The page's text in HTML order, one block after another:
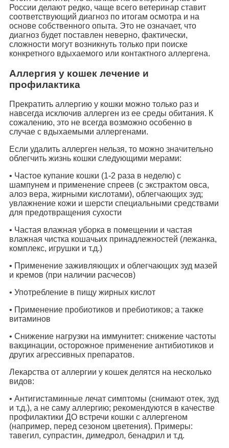
России делают редко, чаще всего ветеринар ставит
соответствующий диагноз по итогам осмотра и на
основе собственного опыта. Это не означает, что
диагноз будет поставлен неверно, фактически,
сложности могут возникнуть только при поиске
конкретного вдыхаемого или контактного аллергена.
Аллергия у кошек лечение и
профилактика
Прекратить аллергию у кошки можно только раз и
навсегда исключив аллерген из ее среды обитания. К
сожалению, это не всегда возможно особенно в
случае с вдыхаемыми аллергенами.
Если удалить аллерген нельзя, то можно значительно
облегчить жизнь кошки следующими мерами:
• Частое купание кошки (1-2 раза в неделю) с
шампунем и применение спреев (с экстрактом овса,
алоэ вера, жирными кислотами), облегчающих зуд;
увлажнение кожи и шерсти специальными средствами
для предотвращения сухости
• Частая влажная уборка в помещении и частая
влажная чистка кошачьих принадлежностей (лежанка,
комплекс, игрушки и т.д.)
• Применение заживляющих и облегчающих зуд мазей
и кремов (при наличии расчесов)
• Употребление в пищу жирных кислот
• Применение пробиотиков и пребиотиков; а также
витаминов
• Снижение нагрузки на иммунитет: снижение частоты
вакцинации, осторожное применение антибиотиков и
других агрессивных препаратов.
Лекарства от аллергии у кошек делятся на несколько
видов:
• Антигистаминные лечат симптомы (снимают отек, зуд
и т.д.), а не саму аллергию; рекомендуются в качестве
профилактики ДО встречи кошки с аллергеном
(например, перед сезоном цветения). Примеры:
тавегил, супрастин, димедрол, бенадрил и т.д.